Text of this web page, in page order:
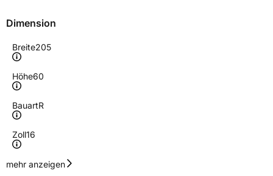
Dimension
Breite205
Höhe60
BauartR
Zoll16
Geschwindigkeitsindex
mehr anzeigen